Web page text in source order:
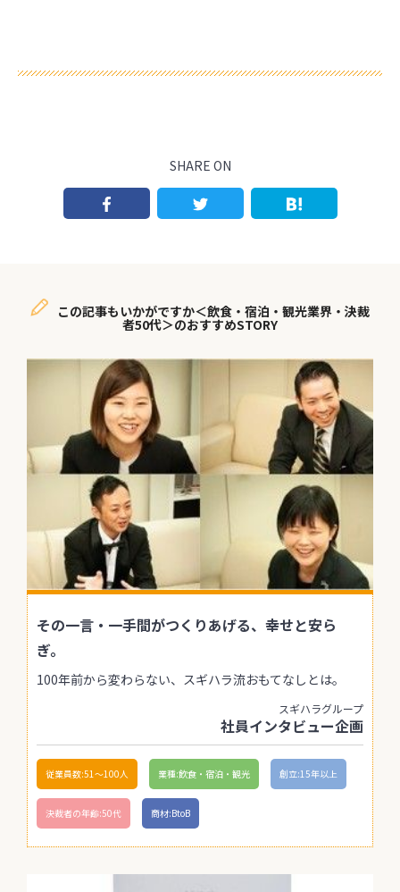
SHARE ON
この記事もいかがですか＜飲食・宿泊・観光業界・決裁
者50代＞のおすすめSTORY
その一言・一手間がつくりあげる、幸せと安ら
ぎ。
100年前から変わらない、スギハラ流おもてなしとは。
スギハラグループ
社員インタビュー企画
従業員数:51〜100人 業種:飲食・宿泊・観光 創立:15年以上
決裁者の年齢:50代 商材:BtoB